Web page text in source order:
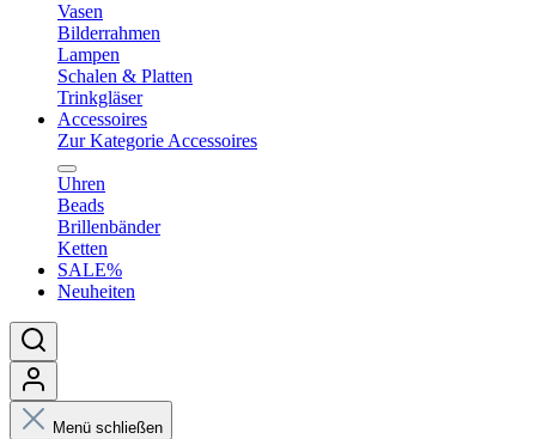
Vasen
Bilderrahmen
Lampen
Schalen & Platten
Trinkgläser
Accessoires
Zur Kategorie Accessoires
Uhren
Beads
Brillenbänder
Ketten
SALE%
Neuheiten
Menü schließen